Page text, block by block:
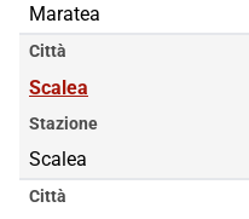
Maratea
Città
Scalea
Stazione
Scalea
Città